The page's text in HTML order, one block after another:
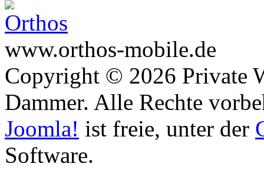
www.orthos-mobile.de
Copyright © 2026 Private
Dammer. Alle Rechte
Joomla! ist freie, unter der
Software.